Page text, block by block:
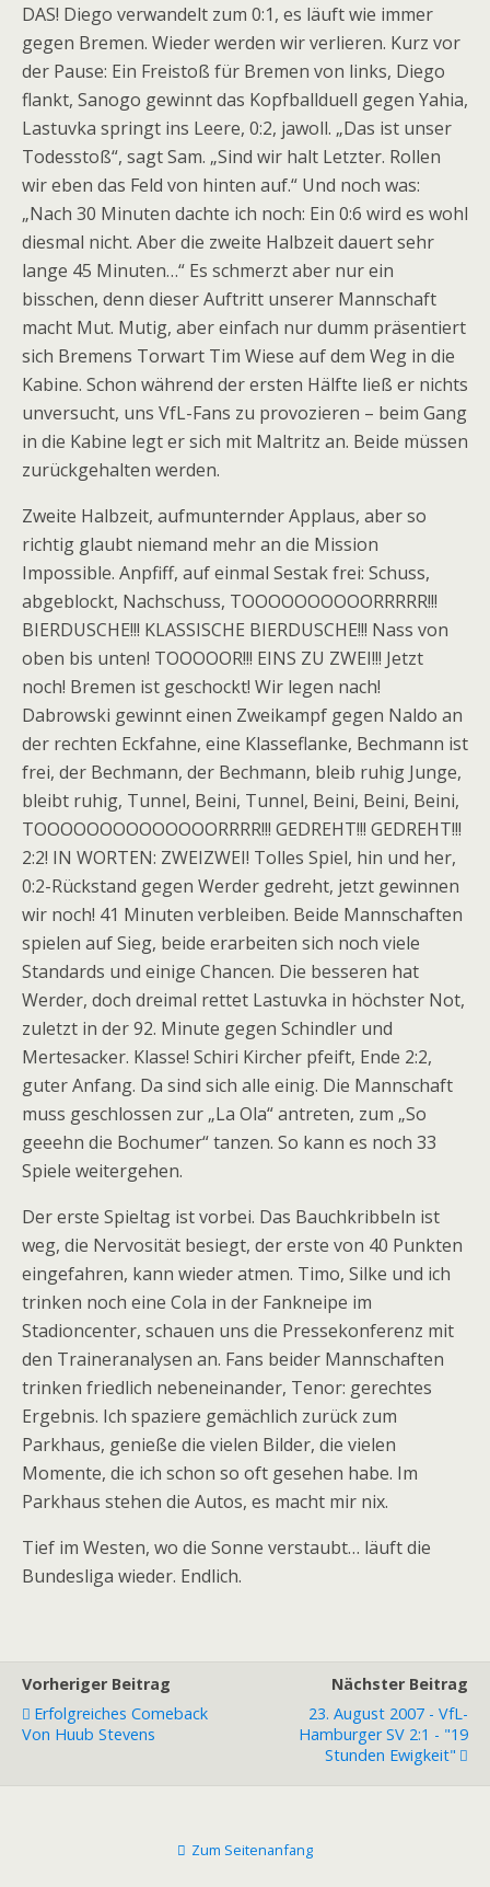
DAS! Diego verwandelt zum 0:1, es läuft wie immer
gegen Bremen. Wieder werden wir verlieren. Kurz vor
der Pause: Ein Freistoß für Bremen von links, Diego
flankt, Sanogo gewinnt das Kopfballduell gegen Yahia,
Lastuvka springt ins Leere, 0:2, jawoll. „Das ist unser
Todesstoß“, sagt Sam. „Sind wir halt Letzter. Rollen
wir eben das Feld von hinten auf.“ Und noch was:
„Nach 30 Minuten dachte ich noch: Ein 0:6 wird es wohl
diesmal nicht. Aber die zweite Halbzeit dauert sehr
lange 45 Minuten…“ Es schmerzt aber nur ein
bisschen, denn dieser Auftritt unserer Mannschaft
macht Mut. Mutig, aber einfach nur dumm präsentiert
sich Bremens Torwart Tim Wiese auf dem Weg in die
Kabine. Schon während der ersten Hälfte ließ er nichts
unversucht, uns VfL-Fans zu provozieren – beim Gang
in die Kabine legt er sich mit Maltritz an. Beide müssen
zurückgehalten werden.
Zweite Halbzeit, aufmunternder Applaus, aber so
richtig glaubt niemand mehr an die Mission
Impossible. Anpfiff, auf einmal Sestak frei: Schuss,
abgeblockt, Nachschuss, TOOOOOOOOOORRRRR!!!
BIERDUSCHE!!! KLASSISCHE BIERDUSCHE!!! Nass von
oben bis unten! TOOOOOR!!! EINS ZU ZWEI!!! Jetzt
noch! Bremen ist geschockt! Wir legen nach!
Dabrowski gewinnt einen Zweikampf gegen Naldo an
der rechten Eckfahne, eine Klasseflanke, Bechmann ist
frei, der Bechmann, der Bechmann, bleib ruhig Junge,
bleibt ruhig, Tunnel, Beini, Tunnel, Beini, Beini, Beini,
TOOOOOOOOOOOOOORRRR!!! GEDREHT!!! GEDREHT!!!
2:2! IN WORTEN: ZWEIZWEI! Tolles Spiel, hin und her,
0:2-Rückstand gegen Werder gedreht, jetzt gewinnen
wir noch! 41 Minuten verbleiben. Beide Mannschaften
spielen auf Sieg, beide erarbeiten sich noch viele
Standards und einige Chancen. Die besseren hat
Werder, doch dreimal rettet Lastuvka in höchster Not,
zuletzt in der 92. Minute gegen Schindler und
Mertesacker. Klasse! Schiri Kircher pfeift, Ende 2:2,
guter Anfang. Da sind sich alle einig. Die Mannschaft
muss geschlossen zur „La Ola“ antreten, zum „So
geeehn die Bochumer“ tanzen. So kann es noch 33
Spiele weitergehen.
Der erste Spieltag ist vorbei. Das Bauchkribbeln ist
weg, die Nervosität besiegt, der erste von 40 Punkten
eingefahren, kann wieder atmen. Timo, Silke und ich
trinken noch eine Cola in der Fankneipe im
Stadioncenter, schauen uns die Pressekonferenz mit
den Traineranalysen an. Fans beider Mannschaften
trinken friedlich nebeneinander, Tenor: gerechtes
Ergebnis. Ich spaziere gemächlich zurück zum
Parkhaus, genieße die vielen Bilder, die vielen
Momente, die ich schon so oft gesehen habe. Im
Parkhaus stehen die Autos, es macht mir nix.
Tief im Westen, wo die Sonne verstaubt… läuft die
Bundesliga wieder. Endlich.
Vorheriger Beitrag
Erfolgreiches Comeback
Von Huub Stevens
Nächster Beitrag
23. August 2007 - VfL-
Hamburger SV 2:1 - "19
Stunden Ewigkeit"
Zum Seitenanfang